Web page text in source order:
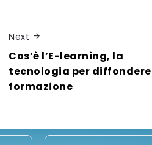
Next
Cos’è l’E-learning, la
tecnologia per
formazione